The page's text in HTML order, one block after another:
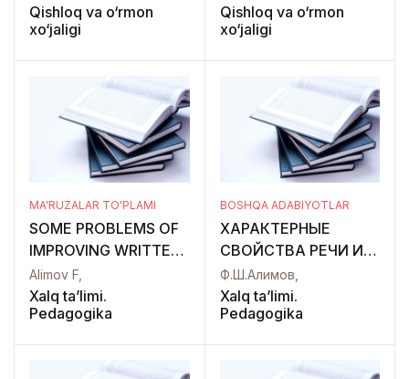
Qishloq va o‘rmon
xo‘jaligi
Qishloq va o‘rmon
xo‘jaligi
MA'RUZALAR TO'PLAMI
SOME PROBLEMS OF
IMPROVING WRITTEN
SPEECH SKILLS IN
CONDITIONS OF
DIGITALIZATION
Alimov F,
Xalq ta’limi.
Pedagogika
BOSHQA ADABIYOTLAR
ХАРАКТЕРНЫЕ
СВОЙСТВА РЕЧИ И
ЯЗЫКА ПРИ
ФОРМИРОВАНИЕ
ПИСЬМА
Ф.Ш.Алимов,
Xalq ta’limi.
Pedagogika